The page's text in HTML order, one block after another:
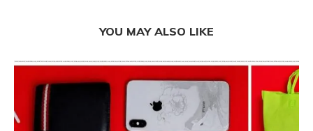
YOU MAY ALSO LIKE